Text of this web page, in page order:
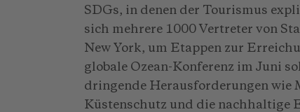
SDGs, in denen der Tourismus
sich mehrere 1000 Vertreter von
New York, um Etappen zur
globale Ozean-Konferenz im Juni
dringende Herausforderungen wie
Küstenschutz und die nachhaltige